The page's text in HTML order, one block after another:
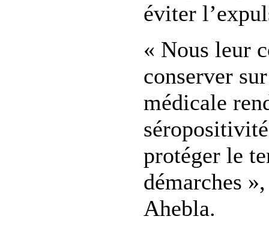
éviter
« Nous leur
conserver
médicale
protéger le
démarches
Ahebla.